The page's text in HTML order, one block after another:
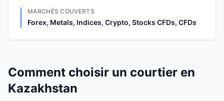
MARCHÉS COUVERTS
Forex, Metals, Indices, Crypto, Stocks CFDs, CFDs
Comment choisir un courtier en
Kazakhstan